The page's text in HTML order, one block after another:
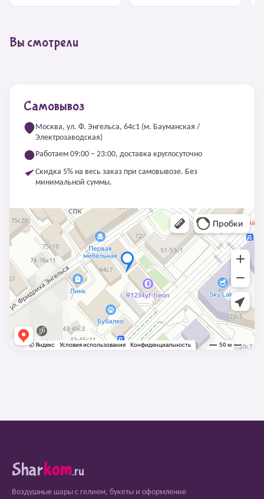
Вы смотрели
Самовывоз
Москва, ул. Ф. Энгельса, 64с1 (м. Бауманская /
Электрозаводская)
Работаем 09:00 – 23:00, доставка круглосуточно
Скидка 5% на весь заказ при самовывозе. Без
минимальной суммы.
Sharkom.ru
Воздушные шары с гелием, букеты и оформление